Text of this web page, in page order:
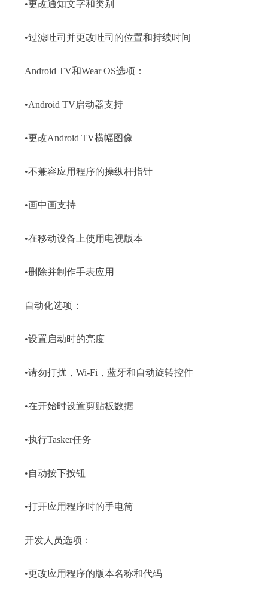
•更改通知文字和类别
•过滤吐司并更改吐司的位置和持续时间
Android TV和Wear OS选项：
•Android TV启动器支持
•更改Android TV横幅图像
•不兼容应用程序的操纵杆指针
•画中画支持
•在移动设备上使用电视版本
•删除并制作手表应用
自动化选项：
•设置启动时的亮度
•请勿打扰，Wi-Fi，蓝牙和自动旋转控件
•在开始时设置剪贴板数据
•执行Tasker任务
•自动按下按钮
•打开应用程序时的手电筒
开发人员选项：
•更改应用程序的版本名称和代码